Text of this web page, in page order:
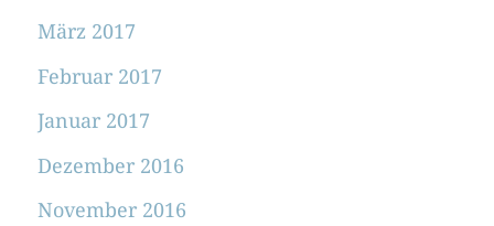
März 2017
Februar 2017
Januar 2017
Dezember 2016
November 2016